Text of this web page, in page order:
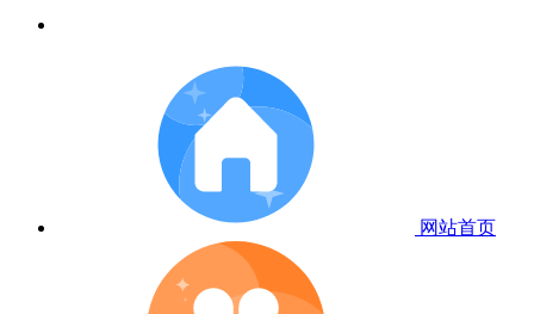
网站首页